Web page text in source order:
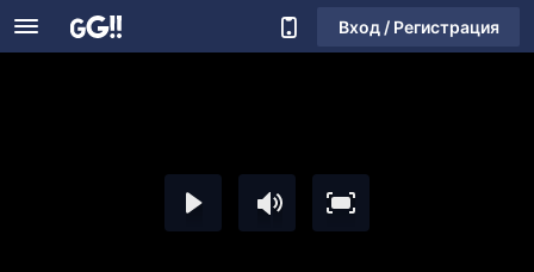
Вход / Регистрация